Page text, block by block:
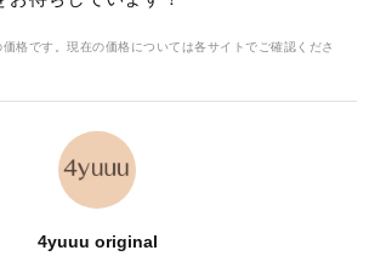
格です。現在の価格については各サイトでご確認くださ
4yuuu original